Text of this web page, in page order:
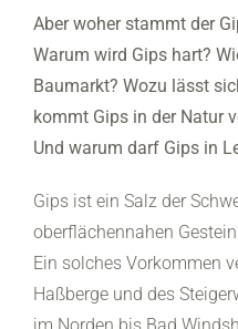
Aber woher stammt der
Warum wird Gips hart?
Baumarkt? Wozu lässt
kommt Gips in der Natur
Und warum darf Gips in
Gips ist ein Salz der
oberflächennahen
Ein solches Vorkommen
Haßberge und des